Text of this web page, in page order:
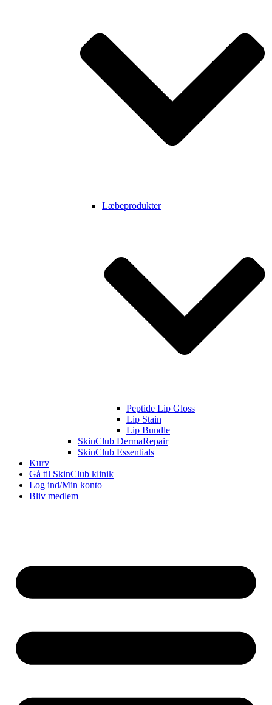
Læbeprodukter
Peptide Lip Gloss
Lip Stain
Lip Bundle
SkinClub DermaRepair
SkinClub Essentials
Kurv
Gå til SkinClub klinik
Log ind/Min konto
Bliv medlem